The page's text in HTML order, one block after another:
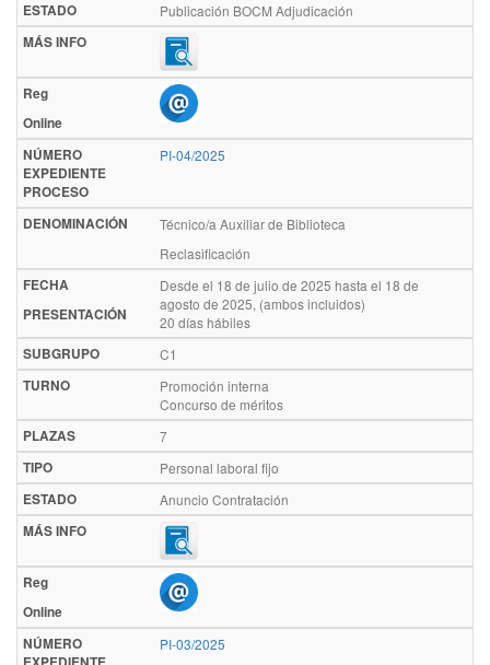
ESTADO
Publicación BOCM Adjudicación
MÁS INFO
Reg
Online
NÚMERO
EXPEDIENTE
PROCESO
PI-04/2025
DENOMINACIÓN
Técnico/a Auxiliar de Biblioteca
Reclasificación
FECHA
PRESENTACIÓN
Desde el 18 de julio de 2025 hasta el 18 de
agosto de 2025, (ambos incluidos)
20 días hábiles
SUBGRUPO
C1
TURNO
Promoción interna
Concurso de méritos
PLAZAS
7
TIPO
Personal laboral fijo
ESTADO
Anuncio Contratación
MÁS INFO
Reg
Online
NÚMERO
PI-03/2025